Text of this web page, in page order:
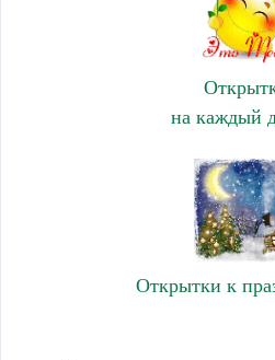
на каждый
Открытки к